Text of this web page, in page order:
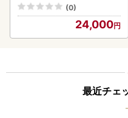
(0)
24,000
最近チェ